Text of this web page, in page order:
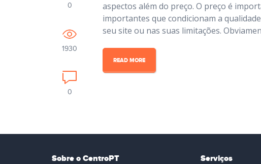
0
1930
0
aspectos além do preço. O preço é
importantes que condicionam a
seu site ou nas suas limitações.
READ MORE
Sobre o CentroPT Serviços